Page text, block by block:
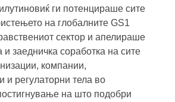
ги потенцираше сите
на глобалните GS1
сектор и апелираше
заедничка соработка на сите
компании,
и регулаторни тела во
на што подобри